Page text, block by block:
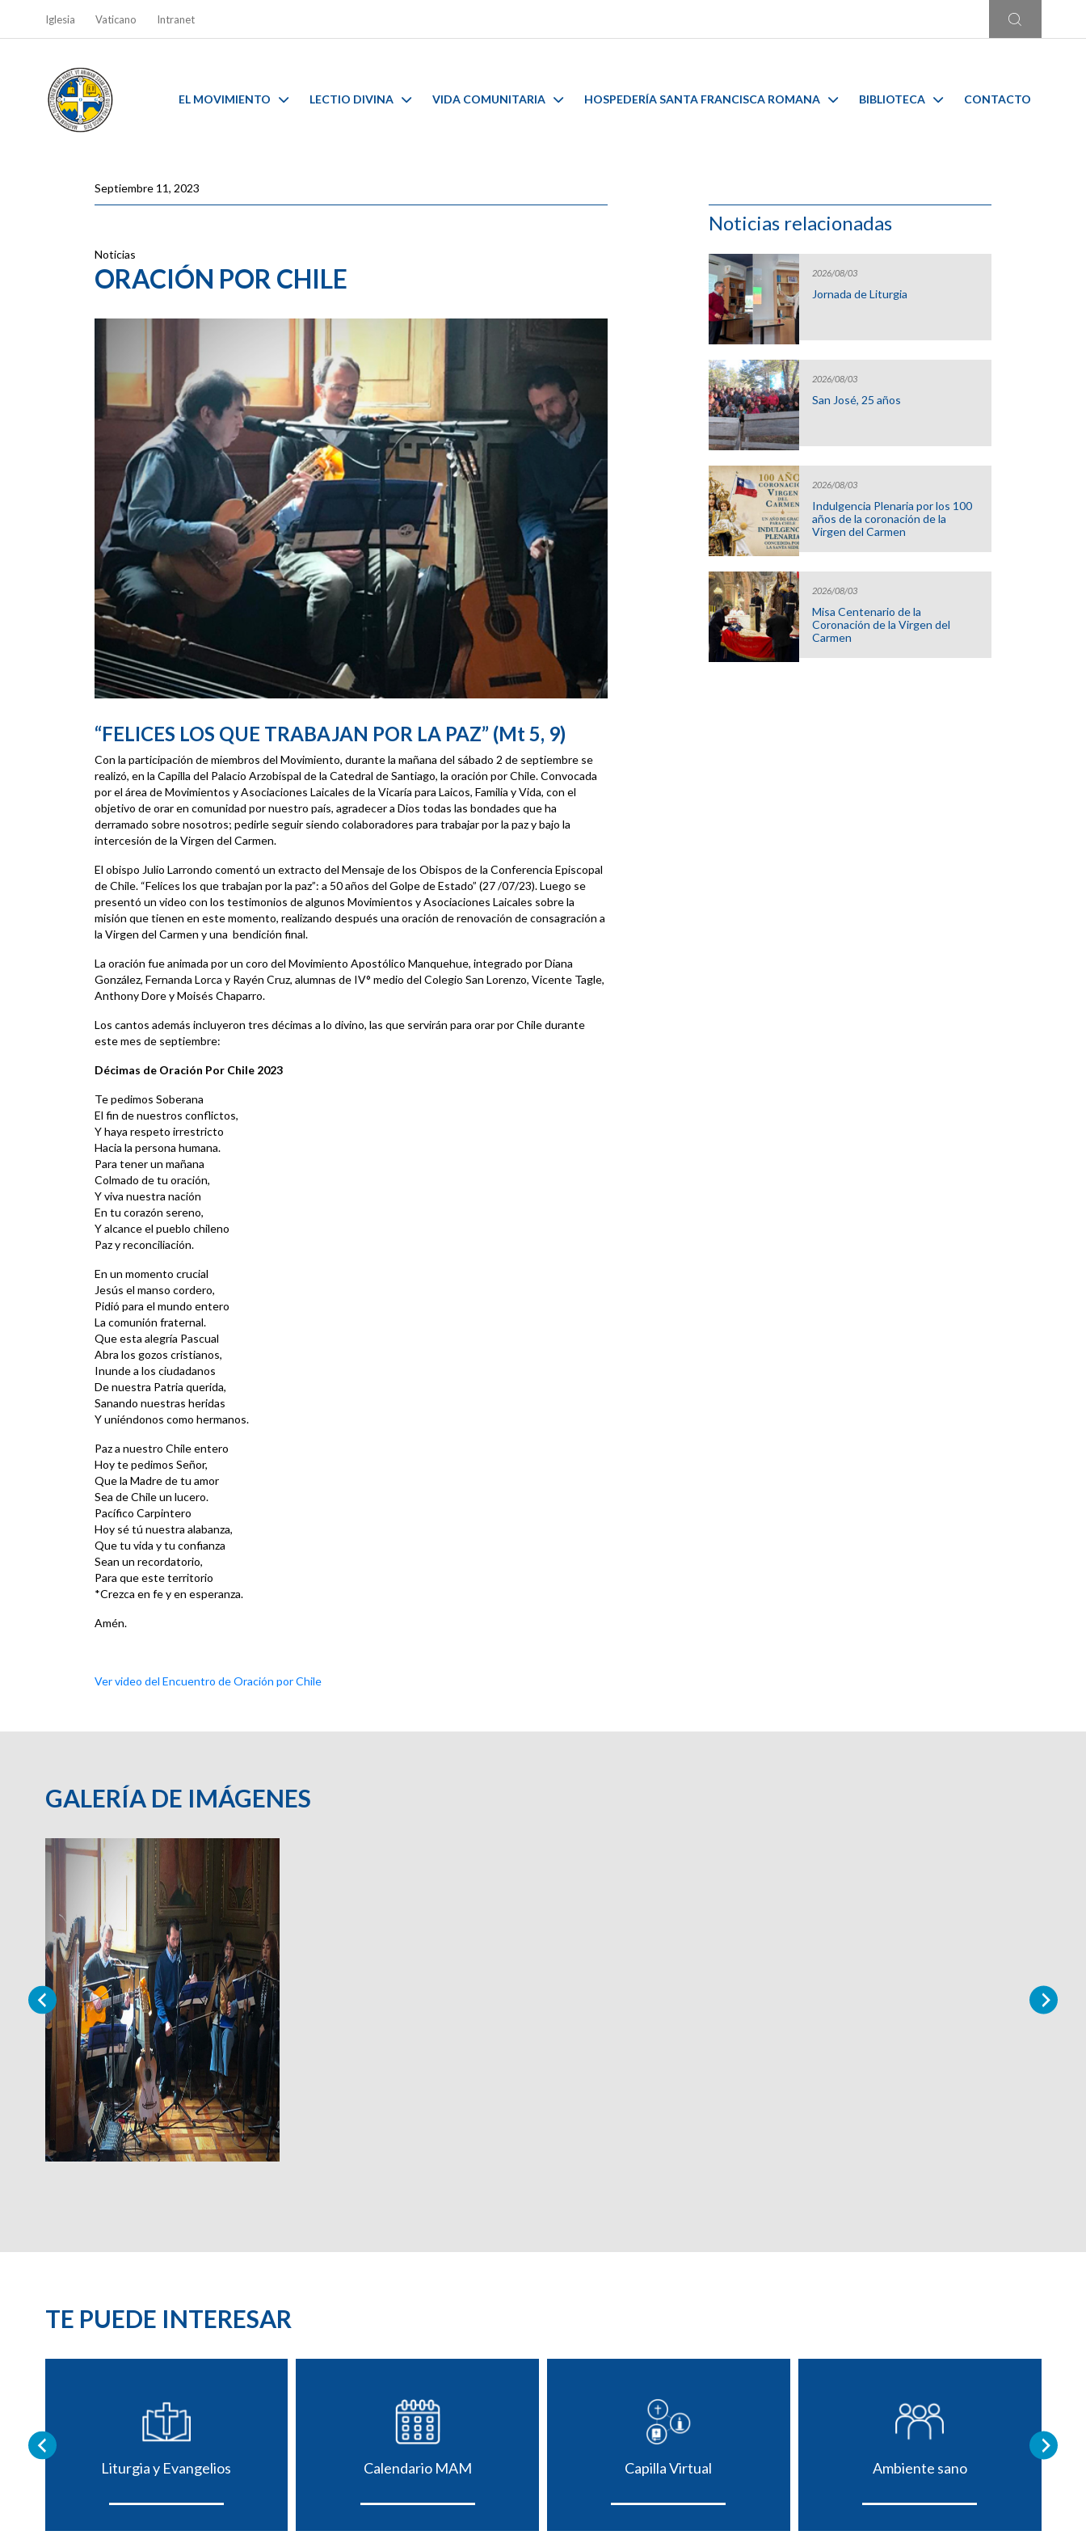
Iglesia Vaticano Intranet
EL MOVIMIENTO LECTIO DIVINA VIDA COMUNITARIA HOSPEDERÍA SANTA FRANCISCA ROMANA BIBLIOTECA CONTACTO
Septiembre 11, 2023
Noticias
ORACIÓN POR CHILE
“FELICES LOS QUE TRABAJAN POR LA PAZ” (Mt 5, 9)
Con la participación de miembros del Movimiento, durante la mañana del sábado 2 de septiembre se
realizó, en la Capilla del Palacio Arzobispal de la Catedral de Santiago, la oración por Chile. Convocada
por el área de Movimientos y Asociaciones Laicales de la Vicaría para Laicos, Familia y Vida, con el
objetivo de orar en comunidad por nuestro país, agradecer a Dios todas las bondades que ha
derramado sobre nosotros; pedirle seguir siendo colaboradores para trabajar por la paz y bajo la
intercesión de la Virgen del Carmen.
El obispo Julio Larrondo comentó un extracto del Mensaje de los Obispos de la Conferencia Episcopal
de Chile. “Felices los que trabajan por la paz”: a 50 años del Golpe de Estado” (27 /07/23). Luego se
presentó un video con los testimonios de algunos Movimientos y Asociaciones Laicales sobre la
misión que tienen en este momento, realizando después una oración de renovación de consagración a
la Virgen del Carmen y una bendición final.
La oración fue animada por un coro del Movimiento Apostólico Manquehue, integrado por Diana
González, Fernanda Lorca y Rayén Cruz, alumnas de IV° medio del Colegio San Lorenzo, Vicente Tagle,
Anthony Dore y Moisés Chaparro.
Los cantos además incluyeron tres décimas a lo divino, las que servirán para orar por Chile durante
este mes de septiembre:
Décimas de Oración Por Chile 2023
Te pedimos Soberana
El fin de nuestros conflictos,
Y haya respeto irrestricto
Hacia la persona humana.
Para tener un mañana
Colmado de tu oración,
Y viva nuestra nación
En tu corazón sereno,
Y alcance el pueblo chileno
Paz y reconciliación.
En un momento crucial
Jesús el manso cordero,
Pidió para el mundo entero
La comunión fraternal.
Que esta alegría Pascual
Abra los gozos cristianos,
Inunde a los ciudadanos
De nuestra Patria querida,
Sanando nuestras heridas
Y uniéndonos como hermanos.
Paz a nuestro Chile entero
Hoy te pedimos Señor,
Que la Madre de tu amor
Sea de Chile un lucero.
Pacífico Carpintero
Hoy sé tú nuestra alabanza,
Que tu vida y tu confianza
Sean un recordatorio,
Para que este territorio
*Crezca en fe y en esperanza.
Amén.
Ver video del Encuentro de Oración por Chile
Noticias relacionadas
2026/08/03
Jornada de Liturgia
2026/08/03
San José, 25 años
2026/08/03
Indulgencia Plenaria por los 100
años de la coronación de la
Virgen del Carmen
2026/08/03
Misa Centenario de la
Coronación de la Virgen del
Carmen
GALERÍA DE IMÁGENES
TE PUEDE INTERESAR
Liturgia y Evangelios Calendario MAM Capilla Virtual Ambiente sano